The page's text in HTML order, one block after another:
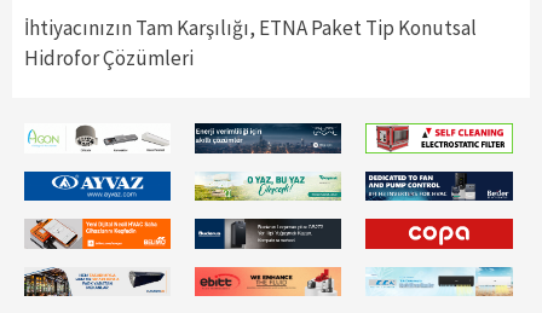
İhtiyacınızın Tam Karşılığı, ETNA Paket Tip Konutsal
Hidrofor Çözümleri